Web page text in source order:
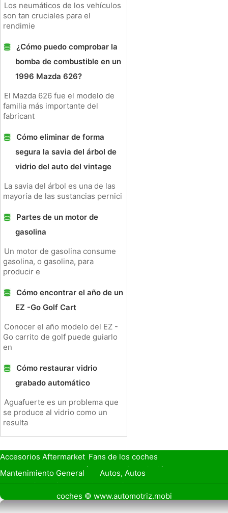
Los neumáticos de los vehículos
son tan cruciales para el
rendimie
¿Cómo puedo comprobar la
bomba de combustible en un
1996 Mazda 626?
El Mazda 626 fue el modelo de
familia más importante del
fabricant
Cómo eliminar de forma
segura la savia del árbol de
vidrio del auto del vintage
La savia del árbol es una de las
mayoría de las sustancias pernici
Partes de un motor de
gasolina
Un motor de gasolina consume
gasolina, o gasolina, para
producir e
Cómo encontrar el año de un
EZ -Go Golf Cart
Conocer el año modelo del EZ -
Go carrito de golf puede guiarlo
en
Cómo restaurar vidrio
grabado automático
Aguafuerte es un problema que
se produce al vidrio como un
resulta
Accesorios Aftermarket Fans de los coches
Seguro de Coche
Préstamos y Financiación
Mantenimiento General
Autos, Autos
Seguridad Vial
Combustibles
Vender Mi Cochecoches © www.automotriz.mobi